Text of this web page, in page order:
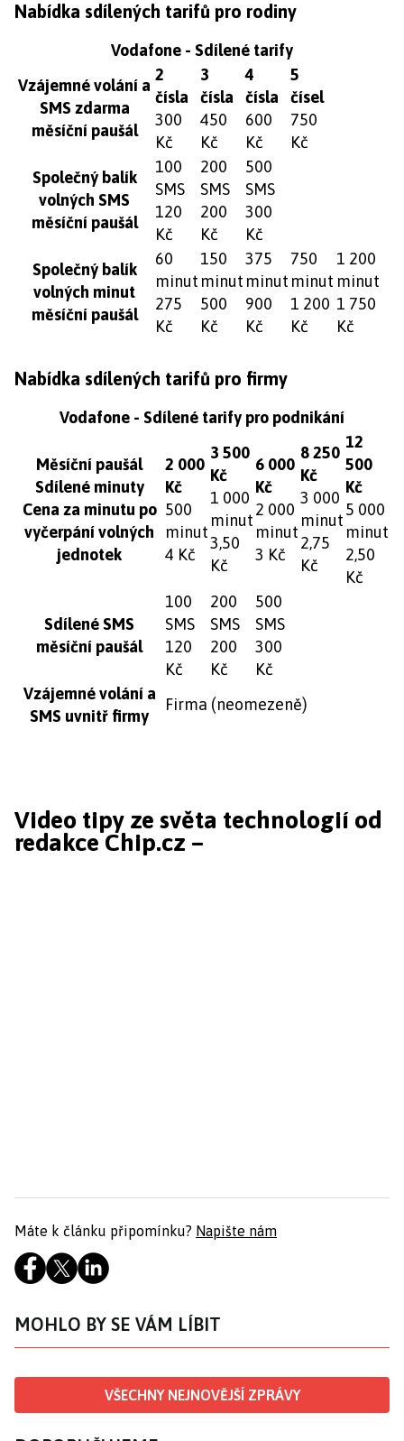
Nabídka sdílených tarifů pro rodiny
Vodafone - Sdílené tarify
Vzájemné volání a
SMS zdarma
měsíční paušál
2
čísla
300
Kč
3
čísla
450
Kč
4
čísla
600
Kč
5
čísel
750
Kč
Společný balík
volných SMS
měsíční paušál
100
SMS
120
Kč
200
SMS
200
Kč
500
SMS
300
Kč
Společný balík
volných minut
měsíční paušál
60
minut
275
Kč
150
minut
500
Kč
375
minut
900
Kč
750
minut
1 200
Kč
1 200
minut
1 750
Kč
Nabídka sdílených tarifů pro firmy
Vodafone - Sdílené tarify pro podnikání
Měsíční paušál
Sdílené minuty
Cena za minutu po
vyčerpání volných
jednotek
2 000
Kč
500
minut
4 Kč
3 500
Kč
1 000
minut
3,50
Kč
6 000
Kč
2 000
minut
3 Kč
8 250
Kč
3 000
minut
2,75
Kč
12
500
Kč
5 000
minut
2,50
Kč
Sdílené SMS
měsíční paušál
100
SMS
120
Kč
200
SMS
200
Kč
500
SMS
300
Kč
Vzájemné volání a
SMS uvnitř firmy
Firma (neomezeně)
Video tipy ze světa technologií od
redakce Chip.cz –
Máte k článku připomínku? Napište nám
MOHLO BY SE VÁM LÍBIT
VŠECHNY NEJNOVĚJŠÍ ZPRÁVY